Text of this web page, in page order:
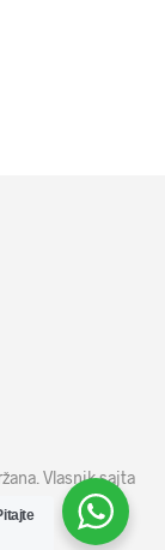
Vlasnik sajta